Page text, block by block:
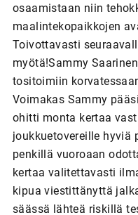
osaamistaan niin
maalintekopaikkojen
Toivottavasti
myötä!Sammy
tositoimiin
Voimakas Sammy
ohitti monta kertaa
joukkuetovereille hyviä
penkillä vuoroaan
kertaa valitettavasti
kipua viestittänyttä
säässä lähteä riskillä